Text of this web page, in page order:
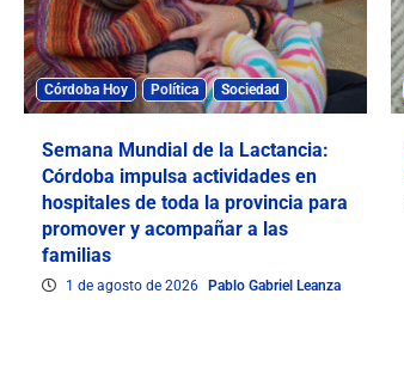
Córdoba Hoy Política Sociedad
Semana Mundial de la Lactancia:
Córdoba impulsa actividades en
hospitales de toda la provincia para
promover y acompañar a las
familias
1 de agosto de 2026 Pablo Gabriel Leanza